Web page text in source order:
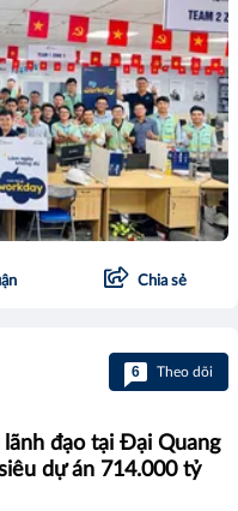
Chia sẻ
6 Theo dõi
đạo tại Đại Quang
dự án 714.000 tỷ